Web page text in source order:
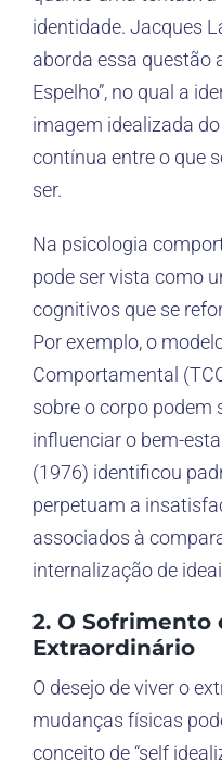
identidade. Jacques
aborda essa questão
Espelho”, no qual a
imagem idealizada
contínua entre o que
ser.
Na psicologia
pode ser vista como
cognitivos que se
Por exemplo, o
Comportamental
sobre o corpo podem
influenciar o bem-
(1976) identificou
perpetuam a
associados à
internalização de
2. O Sofrimento
Extraordinário
O desejo de viver o
mudanças físicas
conceito de “self